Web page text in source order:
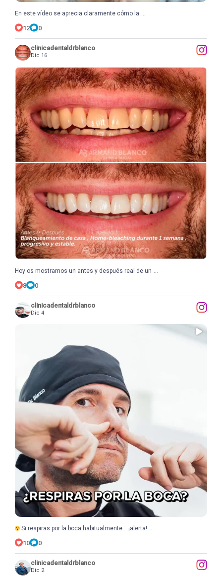
En este vídeo se aprecia claramente cómo la
12 0
clinicadentaldrblanco
Dic 16
Hoy os mostramos un antes y después real de un...
8 0
Hoy os mostramos un antes y después real de un
8 0
clinicadentaldrblanco
Dic 4
Si respiras por la boca habitualmente… ¡alerta!
10 0
clinicadentaldrblanco
Dic 2